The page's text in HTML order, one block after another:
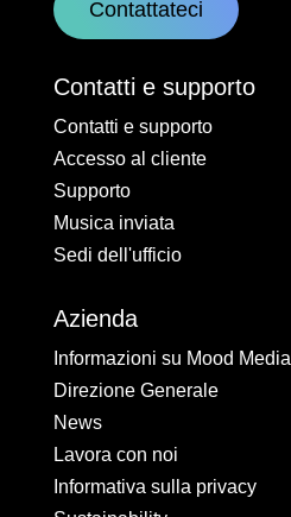
Contattateci
Contatti e supporto
Contatti e supporto
Accesso al cliente
Supporto
Musica inviata
Sedi dell'ufficio
Azienda
Informazioni su Mood Media
Direzione Generale
News
Lavora con noi
Informativa sulla privacy